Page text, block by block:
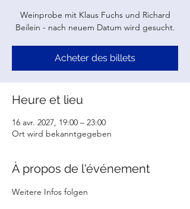
Weinprobe mit Klaus Fuchs und Richard
Beilein - nach neuem Datum wird gesucht.
Acheter des billets
Heure et lieu
16 avr. 2027, 19:00 – 23:00
Ort wird bekanntgegeben
À propos de l'événement
Weitere Infos folgen